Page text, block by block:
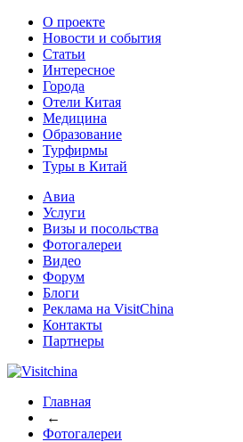
О проекте
Новости и события
Статьи
Интересное
Города
Отели Китая
Медицина
Образование
Турфирмы
Туры в Китай
Авиа
Услуги
Визы и посольства
Фотогалереи
Видео
Форум
Блоги
Реклама на VisitChina
Контакты
Партнеры
Главная
←
Фотогалереи